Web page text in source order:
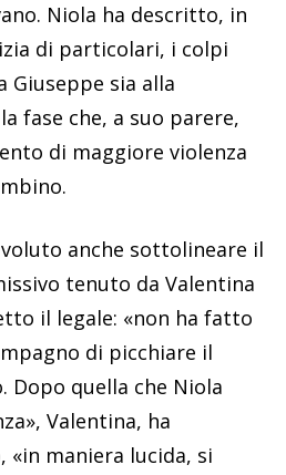
Niola ha descritto, in
di particolari, i colpi
Giuseppe sia alla
fase che, a suo parere,
di maggiore violenza
voluto anche sottolineare il
tenuto da Valentina
il legale: «non ha fatto
di picchiare il
Dopo quella che Niola
Valentina, ha
«in maniera lucida, si